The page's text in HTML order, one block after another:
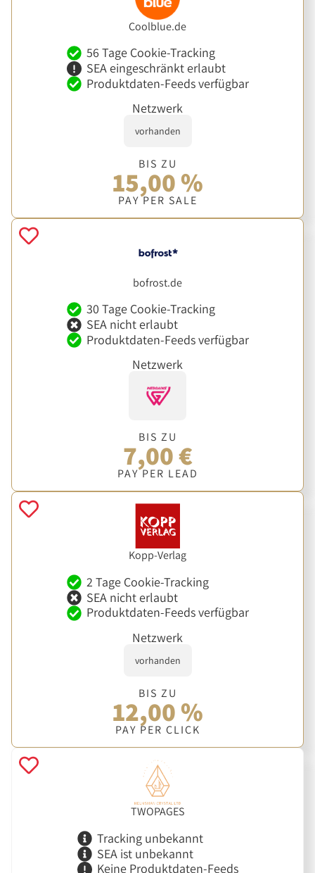
Coolblue.de
56 Tage Cookie-Tracking
SEA eingeschränkt erlaubt
Produktdaten-Feeds verfügbar
Netzwerk
vorhanden
BIS ZU
15,00 %
PAY PER SALE
bofrost.de
30 Tage Cookie-Tracking
SEA nicht erlaubt
Produktdaten-Feeds verfügbar
Netzwerk
BIS ZU
7,00 €
PAY PER LEAD
Kopp-Verlag
2 Tage Cookie-Tracking
SEA nicht erlaubt
Produktdaten-Feeds verfügbar
Netzwerk
vorhanden
BIS ZU
12,00 %
PAY PER CLICK
TWOPAGES
Tracking unbekannt
SEA ist unbekannt
Keine Produktdaten-Feeds